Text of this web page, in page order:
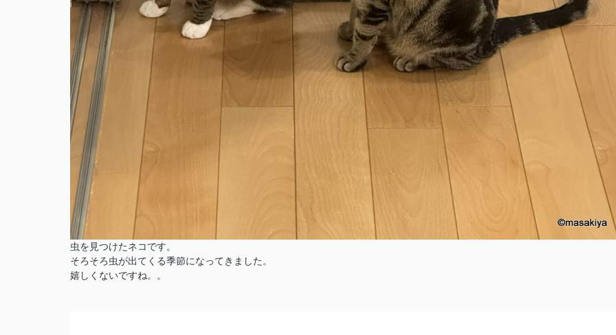
虫を見つけたネコです。
そろそろ虫が出てくる季節になってきました。
嬉しくないですね。。